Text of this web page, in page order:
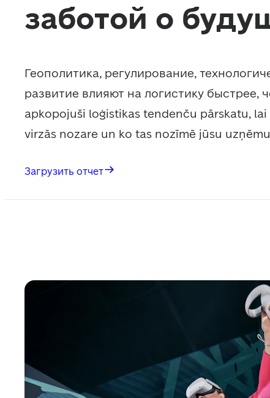
заботой о
Геополитика, регулирование,
развитие влияют на логистику быстрее,
apkopojuši loģistikas tendenču pārskatu,
virzās nozare un ko tas nozīmē jūsu
Загрузить отчет